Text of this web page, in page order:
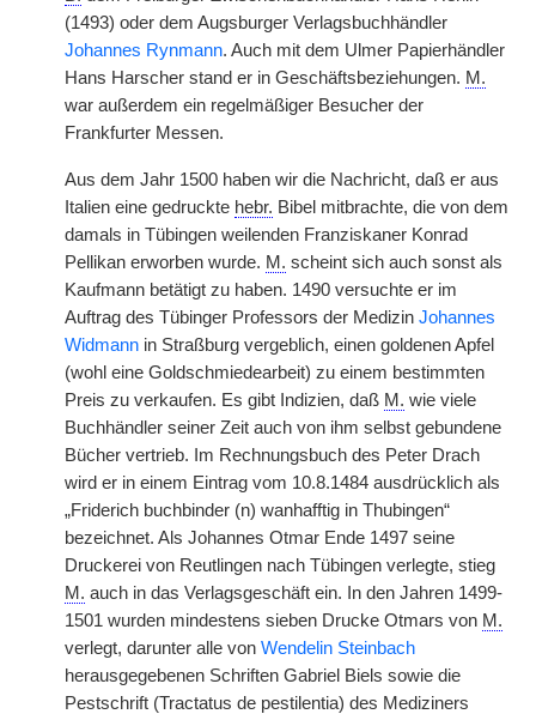
(1493) oder dem Augsburger Verlagsbuchhändler
Johannes Rynmann. Auch mit dem Ulmer Papierhändler
Hans Harscher stand er in Geschäftsbeziehungen. M.
war außerdem ein regelmäßiger Besucher der
Frankfurter Messen.
Aus dem Jahr 1500 haben wir die Nachricht, daß er aus
Italien eine gedruckte hebr. Bibel mitbrachte, die von dem
damals in Tübingen weilenden Franziskaner Konrad
Pellikan erworben wurde. M. scheint sich auch sonst als
Kaufmann betätigt zu haben. 1490 versuchte er im
Auftrag des Tübinger Professors der Medizin Johannes
Widmann in Straßburg vergeblich, einen goldenen Apfel
(wohl eine Goldschmiedearbeit) zu einem bestimmten
Preis zu verkaufen. Es gibt Indizien, daß M. wie viele
Buchhändler seiner Zeit auch von ihm selbst gebundene
Bücher vertrieb. Im Rechnungsbuch des Peter Drach
wird er in einem Eintrag vom 10.8.1484 ausdrücklich als
„Friderich buchbinder (n) wanhafftig in Thubingen“
bezeichnet. Als Johannes Otmar Ende 1497 seine
Druckerei von Reutlingen nach Tübingen verlegte, stieg
M. auch in das Verlagsgeschäft ein. In den Jahren 1499-
1501 wurden mindestens sieben Drucke Otmars von M.
verlegt, darunter alle von Wendelin Steinbach
herausgegebenen Schriften Gabriel Biels sowie die
Pestschrift (Tractatus de pestilentia) des Mediziners